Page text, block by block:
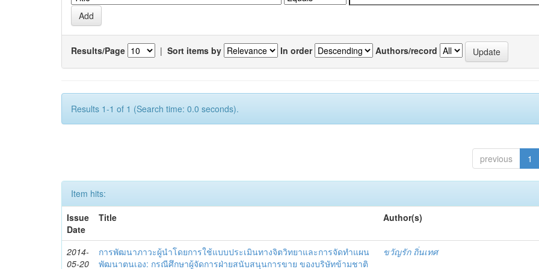
Results/Page | Sort items by In order Authors/record
Results 1-1 of 1 (Search time: 0.0 seconds).
previous 1
Item hits:
Issue
Date
Title Author(s)
2014-
05-20
การพัฒนาภาวะผู้นำโดยการใช้แบบประเมินทางจิตวิทยาและการจัดทำแผน
พัฒนาตนเอง: กรณีศึกษาผู้จัดการฝ่ายสนับสนุนการขาย ของบริษัทข้ามชาติ
ขวัญรัก ถิ่นเทศ